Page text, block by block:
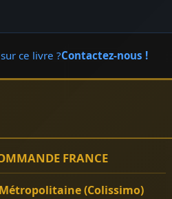
ce livre ?Contactez-nous !
FRANCE
(Colissimo)